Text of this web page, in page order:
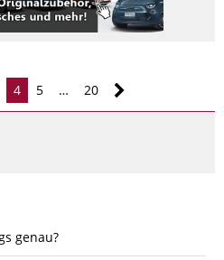
4 5 … 20
genau?